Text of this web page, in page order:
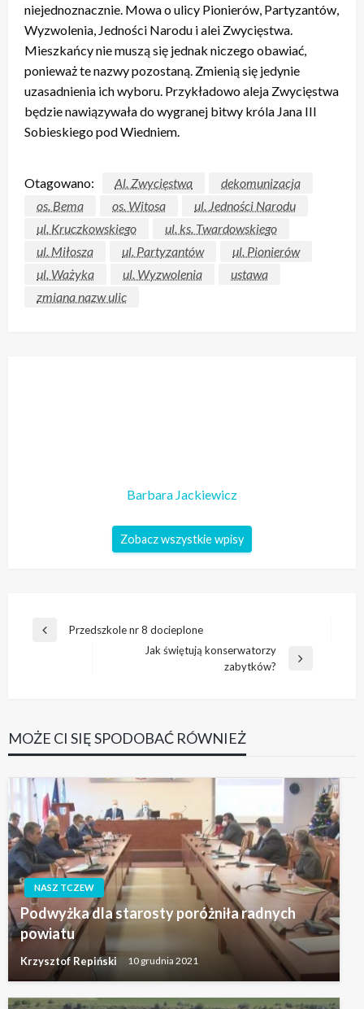
niejednoznacznie. Mowa o ulicy Pionierów, Partyzantów,
Wyzwolenia, Jedności Narodu i alei Zwycięstwa.
Mieszkańcy nie muszą się jednak niczego obawiać,
ponieważ te nazwy pozostaną. Zmienią się jedynie
uzasadnienia ich wyboru. Przykładowo aleja Zwycięstwa
będzie nawiązywała do wygranej bitwy króla Jana III
Sobieskiego pod Wiedniem.
Otagowano: Al. Zwycięstwa
dekomunizacja
os. Bema
os. Witosa
ul. Jedności Narodu
ul. Kruczkowskiego
ul. ks. Twardowskiego
ul. Miłosza
ul. Partyzantów
ul. Pionierów
ul. Ważyka
ul. Wyzwolenia
ustawa
zmiana nazw ulic
Barbara Jackiewicz
Zobacz wszystkie wpisy
Nawigacja
Poprzedni
Przedszkole nr 8 docieplone
Jak świętują konserwatorzy
zabytków?
MOŻE CI SIĘ SPODOBAĆ RÓWNIEŻ
NASZ TCZEW
Podwyżka dla starosty poróżniła radnych
powiatu
Krzysztof Repiński 10 grudnia 2021